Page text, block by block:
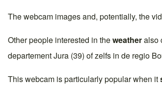
The webcam images and, potentially, the
Other people interested in theweatheralso
departementJura (39) of zelfs in de regio
This webcam is particularly popular when it